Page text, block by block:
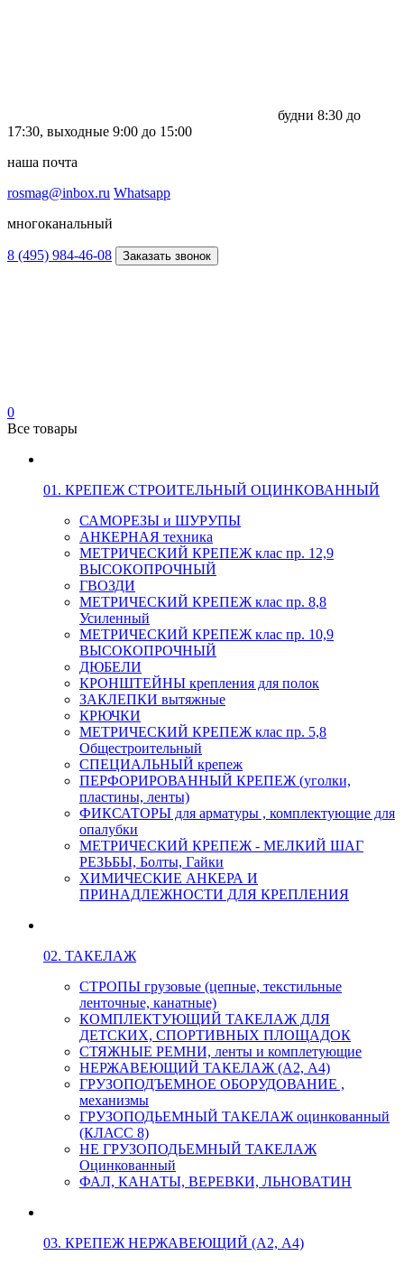
будни 8:30 до
17:30, выходные 9:00 до 15:00
наша почта
rosmag@inbox.ru Whatsapp
многоканальный
8 (495) 984-46-08 Заказать звонок
0
Все товары
01. КРЕПЕЖ СТРОИТЕЛЬНЫЙ ОЦИНКОВАННЫЙ
САМОРЕЗЫ и ШУРУПЫ
АНКЕРНАЯ техника
МЕТРИЧЕСКИЙ КРЕПЕЖ клас пр. 12,9
ВЫСОКОПРОЧНЫЙ
ГВОЗДИ
МЕТРИЧЕСКИЙ КРЕПЕЖ клас пр. 8,8
Усиленный
МЕТРИЧЕСКИЙ КРЕПЕЖ клас пр. 10,9
ВЫСОКОПРОЧНЫЙ
ДЮБЕЛИ
КРОНШТЕЙНЫ крепления для полок
ЗАКЛЕПКИ вытяжные
КРЮЧКИ
МЕТРИЧЕСКИЙ КРЕПЕЖ клас пр. 5,8
Общестроительный
СПЕЦИАЛЬНЫЙ крепеж
ПЕРФОРИРОВАННЫЙ КРЕПЕЖ (уголки,
пластины, ленты)
ФИКСАТОРЫ для арматуры , комплектующие для
опалубки
МЕТРИЧЕСКИЙ КРЕПЕЖ - МЕЛКИЙ ШАГ
РЕЗЬБЫ, Болты, Гайки
ХИМИЧЕСКИЕ АНКЕРА И
ПРИНАДЛЕЖНОСТИ ДЛЯ КРЕПЛЕНИЯ
02. ТАКЕЛАЖ
СТРОПЫ грузовые (цепные, текстильные
ленточные, канатные)
КОМПЛЕКТУЮЩИЙ ТАКЕЛАЖ ДЛЯ
ДЕТСКИХ, СПОРТИВНЫХ ПЛОЩАДОК
СТЯЖНЫЕ РЕМНИ, ленты и комплетующие
НЕРЖАВЕЮЩИЙ ТАКЕЛАЖ (А2, А4)
ГРУЗОПОДЪЕМНОЕ ОБОРУДОВАНИЕ ,
механизмы
ГРУЗОПОДЬЕМНЫЙ ТАКЕЛАЖ оцинкованный
(КЛАСС 8)
НЕ ГРУЗОПОДЬЕМНЫЙ ТАКЕЛАЖ
Оцинкованный
ФАЛ, КАНАТЫ, ВЕРЕВКИ, ЛЬНОВАТИН
03. КРЕПЕЖ НЕРЖАВЕЮЩИЙ (А2, А4)